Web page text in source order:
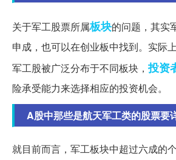
关于军工股票所属板块的问题，其实
申成，也可以在创业板中找到。实际
军工股被广泛分布于不同板块，投资
险承受能力来选择相应的投资机会。
A股中那些是航天军工类的股票要
就目前而言，军工板块中超过六成的